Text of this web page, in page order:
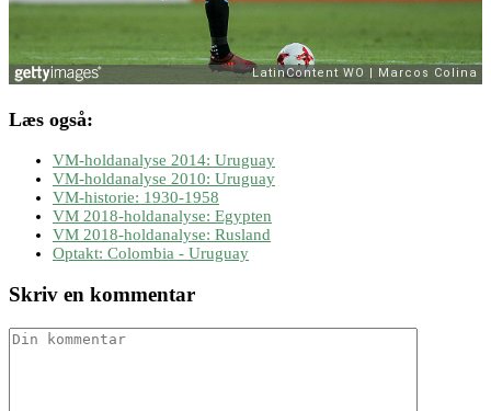
Læs også:
VM-holdanalyse 2014: Uruguay
VM-holdanalyse 2010: Uruguay
VM-historie: 1930-1958
VM 2018-holdanalyse: Egypten
VM 2018-holdanalyse: Rusland
Optakt: Colombia - Uruguay
Skriv en kommentar